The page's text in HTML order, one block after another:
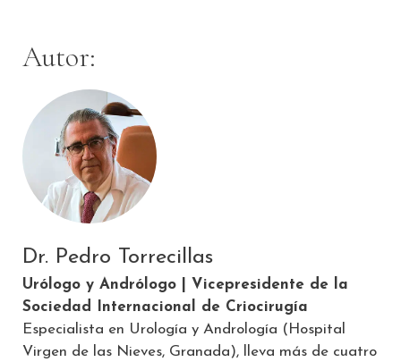
Autor:
Dr. Pedro Torrecillas
Urólogo y Andrólogo | Vicepresidente de la
Sociedad Internacional de Criocirugía
Especialista en Urología y Andrología (Hospital
Virgen de las Nieves, Granada), lleva más de cuatro